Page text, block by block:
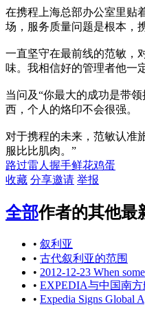
在携程上海总部办公室里贴
场，服务质量问题是根本，
一直坚守在最前线的范敏，
味。我相信好的管理者他一
当问及“你最大的成功是带
西，个人的烙印不会很强。
对于携程的未来，范敏认准
服比比肌肉。”
路过雷人 握手鲜花鸡蛋
收藏 分享邀请 举报
全部作者的其他最
• 叙利亚
• 古代叙利亚的范围
• 2012-12-23 When
• EXPEDIA与中国南
• Expedia Signs Global